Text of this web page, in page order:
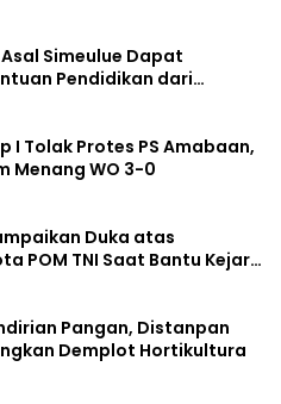
Simeulue Dapat
Pendidikan dari
I Tolak Protes PS Amabaan,
Menang WO 3-0
Duka atas
POM TNI Saat Bantu Kejar
Pangan, Distanpan
Demplot Hortikultura